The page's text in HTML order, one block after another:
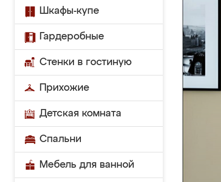
Шкафы-купе
Гардеробные
Стенки в гостиную
Прихожие
Детская комната
Спальни
Мебель для ванной